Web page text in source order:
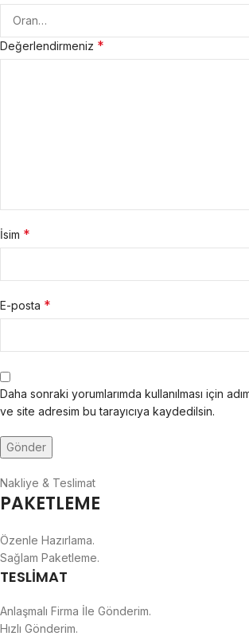
Değerlendirmeniz *
İsim *
E-posta *
Daha sonraki yorumlarımda kullanılması için
ve site adresim bu tarayıcıya kaydedilsin.
Nakliye & Teslimat
PAKETLEME
Özenle Hazırlama.
Sağlam Paketleme.
TESLİMAT
Anlaşmalı Firma İle Gönderim.
Hızlı Gönderim.